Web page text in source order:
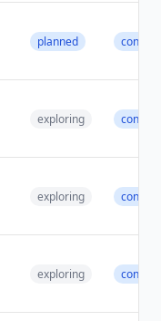
planned
exploring
exploring
exploring